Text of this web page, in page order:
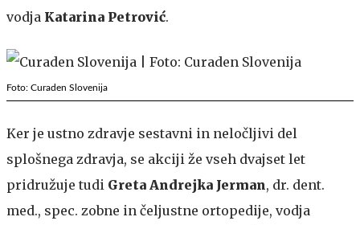
vodja Katarina Petrović.
Foto: Curaden Slovenija
Ker je ustno zdravje sestavni in neločljivi del
splošnega zdravja, se akciji že vseh dvajset let
pridružuje tudi Greta Andrejka Jerman, dr. dent.
med., spec. zobne in čeljustne ortopedije, vodja